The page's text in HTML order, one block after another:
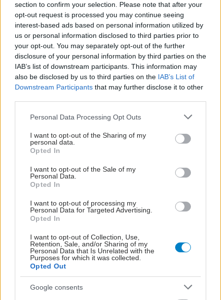
section to confirm your selection. Please note that after your
opt-out request is processed you may continue seeing
interest-based ads based on personal information utilized by
us or personal information disclosed to third parties prior to
your opt-out. You may separately opt-out of the further
disclosure of your personal information by third parties on the
IAB’s list of downstream participants. This information may
also be disclosed by us to third parties on the IAB’s List of
Downstream Participants that may further disclose it to other
Please note that this website/app uses one or more Google
not limited to your visit or usage behaviour. You may click to
grant or deny consent to Google and its third-party tags to
use your data for below specified purposes in below Google
consent section.
Personal Data Processing Opt Outs
I want to opt-out of the Sharing of my
personal data.
Opted In
I want to opt-out of the Sale of my
Personal Data.
Opted In
I want to opt-out of processing my
Personal Data for Targeted Advertising.
Opted In
I want to opt-out of Collection, Use,
Retention, Sale, and/or Sharing of my
Personal Data that Is Unrelated with the
Purposes for which it was collected.
Opted Out
Google consents